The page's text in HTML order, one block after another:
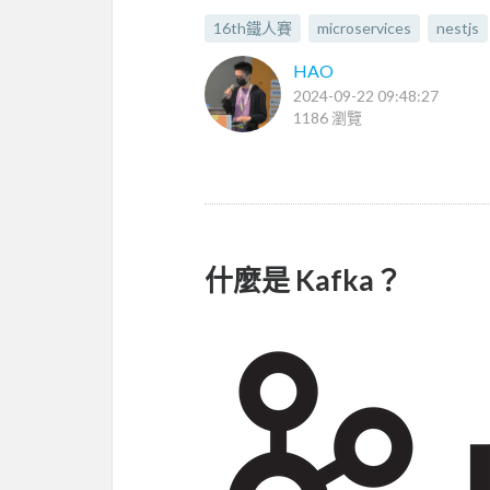
16th鐵人賽 microservices nestjs
HAO
2024-09-22 09:48:27
1186 瀏覽
什麼是 Kafka？